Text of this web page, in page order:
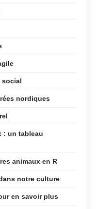
social
nordiques
: un tableau
animaux en R
notre culture
en savoir plus